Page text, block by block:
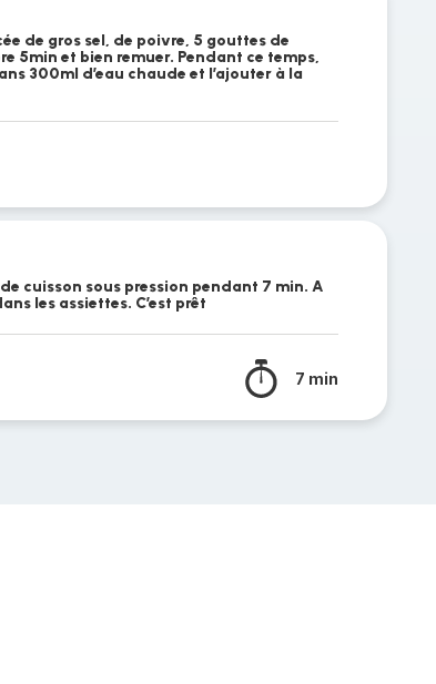
de gros sel, de poivre, 5 gouttes de
5min et bien remuer. Pendant ce temps,
300ml d’eau chaude et l’ajouter à la
cuisson sous pression pendant 7 min. A
les assiettes. C’est prêt
7 min